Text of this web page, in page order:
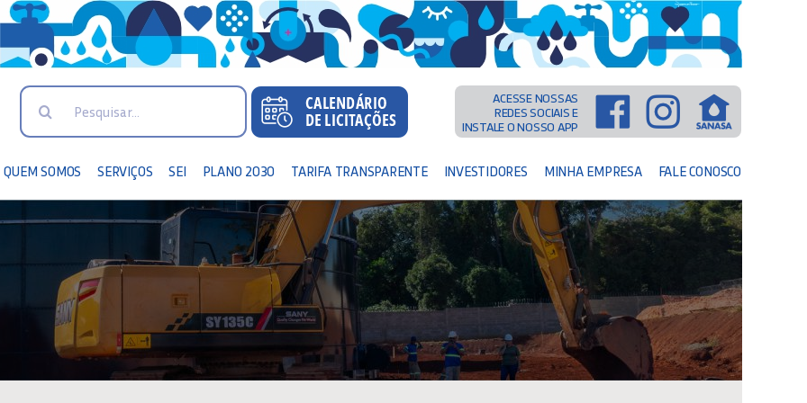
Search
ACESSE NOSSAS
REDES SOCIAIS E
INSTALE O NOSSO APP
QUEM SOMOS SERVIÇOS SEI PLANO 2030 TARIFA TRANSPARENTE INVESTIDORES MINHA EMPRESA FALE CONOSCO